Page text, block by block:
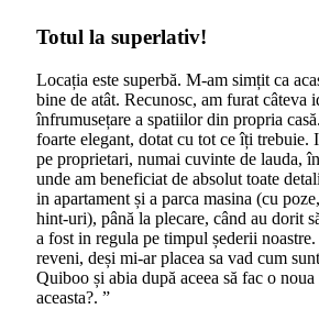
Totul la superlativ!
Locația este superbă. M-am simțit ca
bine de atât. Recunosc, am furat câteva
înfrumusețare a spatiilor din propria
foarte elegant, dotat cu tot ce îți trebuie.
pe proprietari, numai cuvinte de lauda,
unde am beneficiat de absolut toate
in apartament și a parca masina (cu
hint-uri), până la plecare, când au dorit
a fost in regula pe timpul șederii
reveni, deși mi-ar placea sa vad cum
Quiboo și abia după aceea să fac o
aceasta?. ”